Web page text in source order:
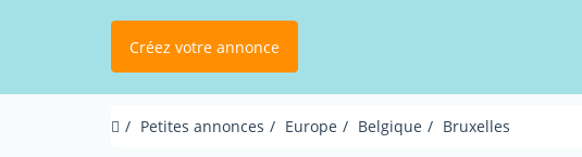
Créez votre annonce
Petites annonces Europe Belgique Bruxelles